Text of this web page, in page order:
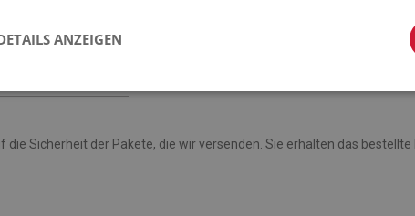
die Sicherheit der Pakete, die wir versenden. Sie erhalten das
ANZEIGEN